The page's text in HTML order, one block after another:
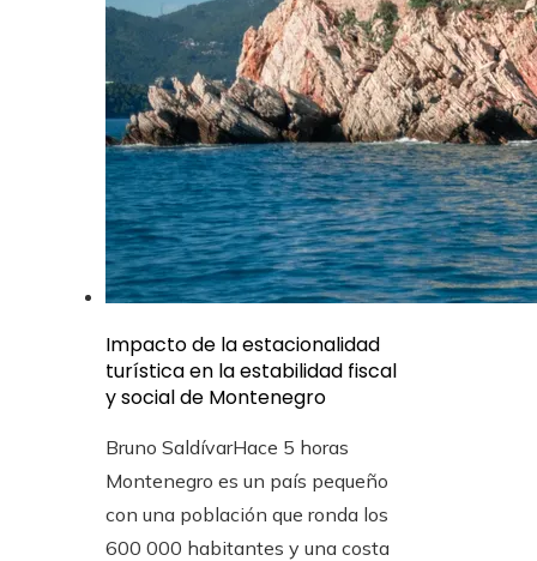
Impacto de la estacionalidad
turística en la estabilidad fiscal
y social de Montenegro
Bruno SaldívarHace 5 horas
Montenegro es un país pequeño
con una población que ronda los
600 000 habitantes y una costa